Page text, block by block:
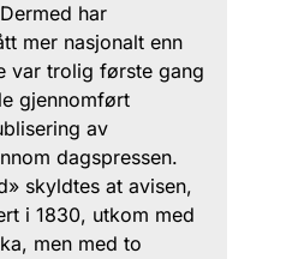
har
mer nasjonalt enn
var trolig første gang
gjennomført
av
dagspressen.
skyldtes at avisen,
i 1830, utkom med
men med to